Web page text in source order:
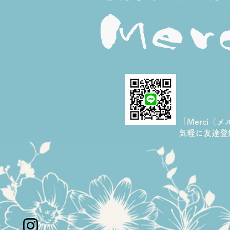
14周年のありがとう＊炭酸
3D表情筋ケアで「まだ変わ
れる私」を体感しませんか
「Merci（メ
気軽に友達